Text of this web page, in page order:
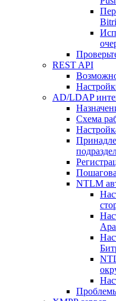
REST API
AD/LDAP
Схема
NTLM